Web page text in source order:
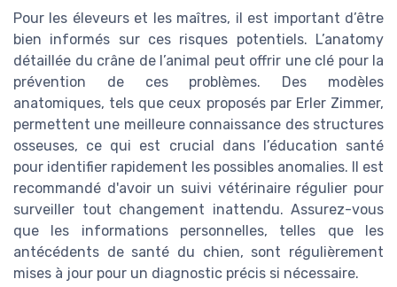
Pour les éleveurs et les maîtres, il est important d’être
bien informés sur ces risques potentiels. L’anatomy
détaillée du crâne de l’animal peut offrir une clé pour la
prévention de ces problèmes. Des modèles
anatomiques, tels que ceux proposés par Erler Zimmer,
permettent une meilleure connaissance des structures
osseuses, ce qui est crucial dans l’éducation santé
pour identifier rapidement les possibles anomalies. Il est
recommandé d'avoir un suivi vétérinaire régulier pour
surveiller tout changement inattendu. Assurez-vous
que les informations personnelles, telles que les
antécédents de santé du chien, sont régulièrement
mises à jour pour un diagnostic précis si nécessaire.